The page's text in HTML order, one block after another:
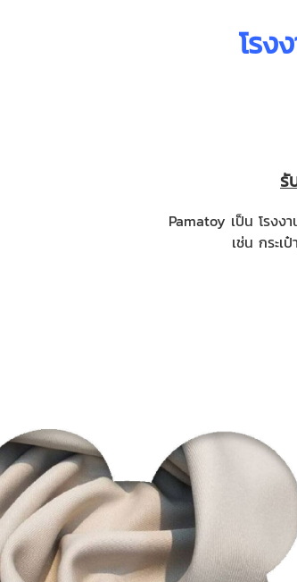
โรง
รั
Pamatoy เป็น โรงง
เช่น กระ